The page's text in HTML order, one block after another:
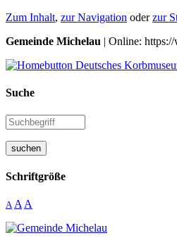
Zum Inhalt, zur Navigation oderzur
Gemeinde Michelau | Online:
Suche
suchen
Schriftgröße
A A A